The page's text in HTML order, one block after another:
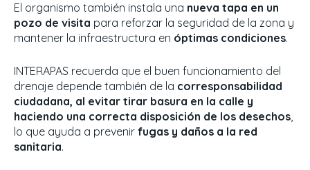
El organismo también instala una nueva tapa en un
pozo de visita para reforzar la seguridad de la zona y
mantener la infraestructura en óptimas condiciones.
INTERAPAS recuerda que el buen funcionamiento del
drenaje depende también de la corresponsabilidad
ciudadana, al evitar tirar basura en la calle y
haciendo una correcta disposición de los desechos,
lo que ayuda a prevenir fugas y daños a la red
sanitaria.